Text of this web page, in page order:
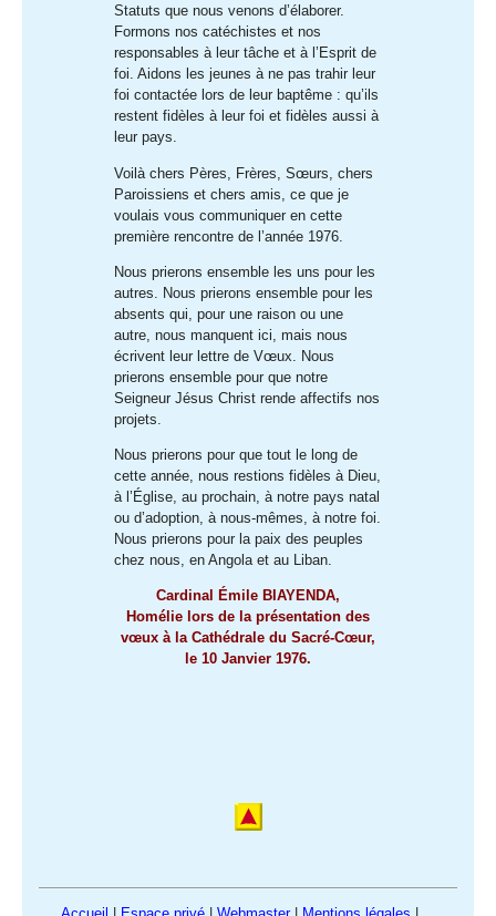
Statuts que nous venons d’élaborer.
Formons nos catéchistes et nos
responsables à leur tâche et à l’Esprit de
foi. Aidons les jeunes à ne pas trahir leur
foi contactée lors de leur baptême : qu’ils
restent fidèles à leur foi et fidèles aussi à
leur pays.
Voilà chers Pères, Frères, Sœurs, chers
Paroissiens et chers amis, ce que je
voulais vous communiquer en cette
première rencontre de l’année 1976.
Nous prierons ensemble les uns pour les
autres. Nous prierons ensemble pour les
absents qui, pour une raison ou une
autre, nous manquent ici, mais nous
écrivent leur lettre de Vœux. Nous
prierons ensemble pour que notre
Seigneur Jésus Christ rende affectifs nos
projets.
Nous prierons pour que tout le long de
cette année, nous restions fidèles à Dieu,
à l’Église, au prochain, à notre pays natal
ou d’adoption, à nous-mêmes, à notre foi.
Nous prierons pour la paix des peuples
chez nous, en Angola et au Liban.
Cardinal Émile BIAYENDA,
Homélie lors de la présentation des
vœux à la Cathédrale du Sacré-Cœur,
le 10 Janvier 1976.